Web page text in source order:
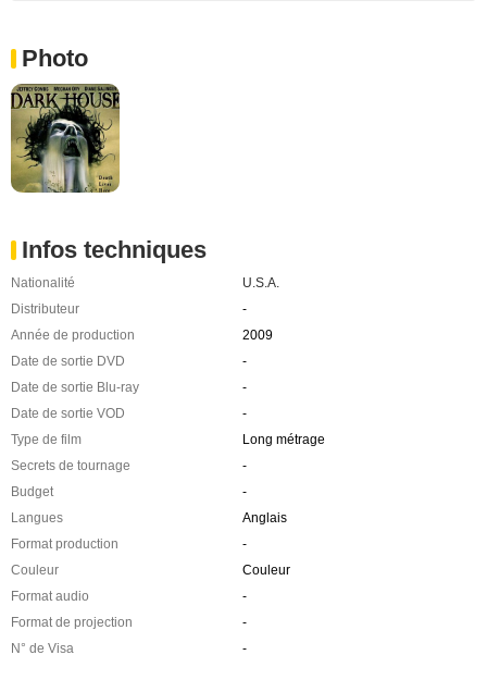
Photo
Infos techniques
Nationalité
U.S.A.
Distributeur
-
Année de production
2009
Date de sortie DVD
-
Date de sortie Blu-ray
-
Date de sortie VOD
-
Type de film
Long métrage
Secrets de tournage
-
Budget
-
Langues
Anglais
Format production
-
Couleur
Couleur
Format audio
-
Format de projection
-
N° de Visa
-